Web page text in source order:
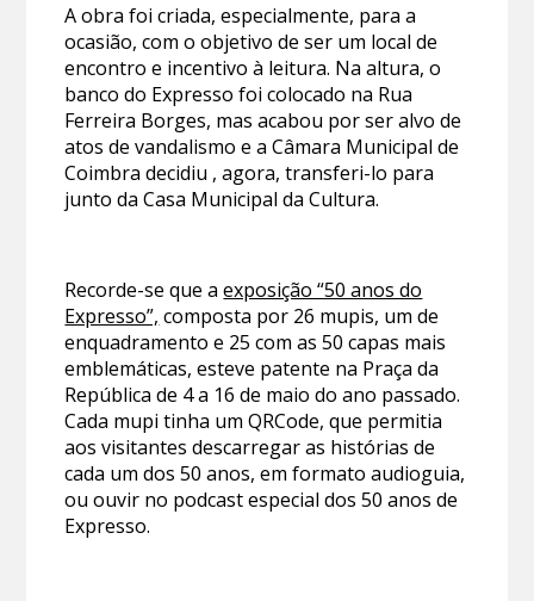
A obra foi criada, especialmente, para a
ocasião, com o objetivo de ser um local de
encontro e incentivo à leitura. Na altura, o
banco do Expresso foi colocado na Rua
Ferreira Borges, mas acabou por ser alvo de
atos de vandalismo e a Câmara Municipal de
Coimbra decidiu , agora, transferi-lo para
junto da Casa Municipal da Cultura.
Recorde-se que aexposição “50 anos do
Expresso”, composta por 26 mupis, um de
enquadramento e 25 com as 50 capas mais
emblemáticas, esteve patente na Praça da
República de 4 a 16 de maio do ano passado.
Cada mupi tinha um QRCode, que permitia
aos visitantes descarregar as histórias de
cada um dos 50 anos, em formato audioguia,
ou ouvir no podcast especial dos 50 anos de
Expresso.